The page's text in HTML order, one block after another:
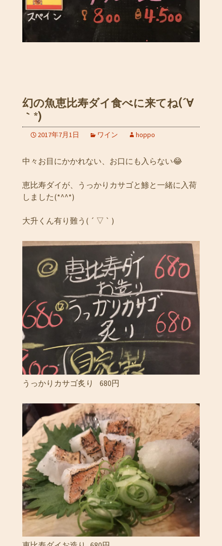
幻の魚恵比寿ダイ食べに来てね(´∀
｀*)
2017年7月1日 ワイン hoppo
中々お目にかかれない、お口にも入らない😂
恵比寿ダイが、うっかりカサゴと鯵と一緒に入荷
しました(*^^*)
大升くん有り難う( ´ ▽ ` )
うっかりカサゴ炙り 680円